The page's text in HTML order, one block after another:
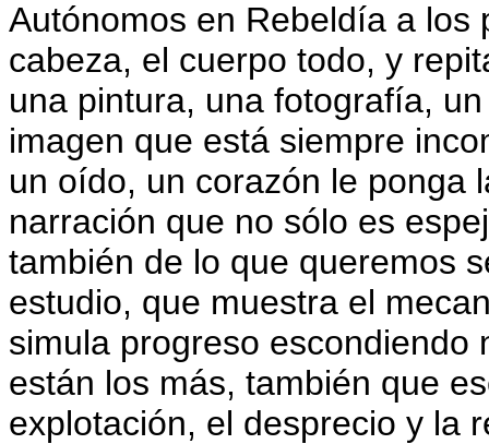
Autónomos en Rebeldía a los
cabeza, el cuerpo todo, y
una pintura, una fotografía,
imagen que está siempre
un oído, un corazón le ponga
narración que no sólo es
también de lo que queremos
estudio, que muestra el
simula progreso escondiendo
están los más, también que
explotación, el desprecio y la